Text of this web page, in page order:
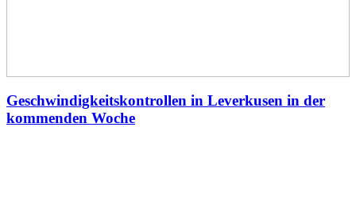
Geschwindigkeitskontrollen in Leverkusen in der
kommenden Woche